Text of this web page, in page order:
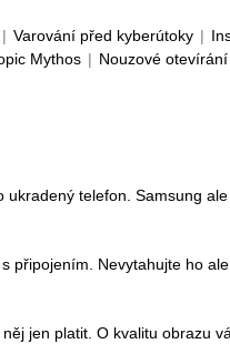
| Varování před kyberútoky |
Mythos | Nouzové
telefon. Samsung
připojením. Nevytahujte ho
jen platit. O kvalitu obrazu